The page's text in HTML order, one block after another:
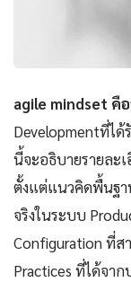
agile mindset คื
Developmentที่ไ
นี้จะอธิบายรายละ
ตั้งแต่แนวคิดพื้นฐา
จริงในระบบ
Configuration ที่ส
Practices ที่ได้จา